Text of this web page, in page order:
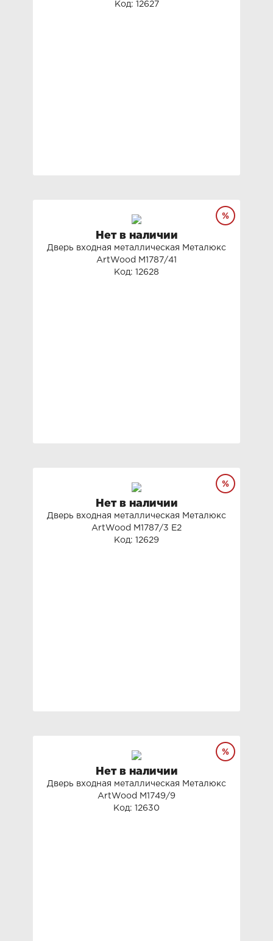
Код: 12627
Нет в наличии
Дверь входная металлическая Металюкс
ArtWood М1787/41
Код: 12628
Нет в наличии
Дверь входная металлическая Металюкс
ArtWood М1787/3 Е2
Код: 12629
Нет в наличии
Дверь входная металлическая Металюкс
ArtWood М1749/9
Код: 12630